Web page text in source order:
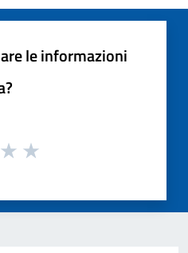
le informazioni